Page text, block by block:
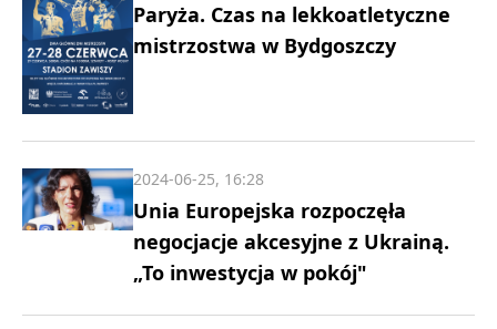
Paryża. Czas na lekkoatletyczne
mistrzostwa w Bydgoszczy
Unia Europejska rozpoczęła
negocjacje akcesyjne z Ukrainą.
„To inwestycja w pokój"
2024-06-25, 16:28